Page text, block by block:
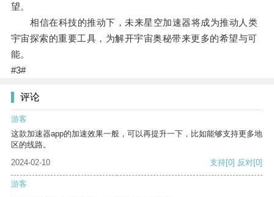
望。
相信在科技的推动下，未来星空加速器将成为推动人类
宇宙探索的重要工具，为解开宇宙奥秘带来更多的希望与可
能。
#3#
评论
游客
这款加速器app的加速效果一般，可以再提升一下，比如能够支持更多地
区的线路。
2024-02-10
支持[0] 反对[0]
游客